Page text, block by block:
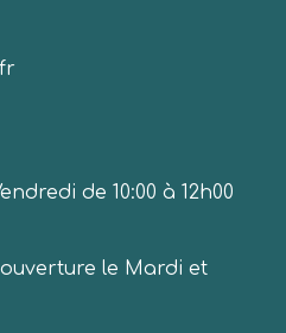
de 10:00 à 12h00
le Mardi et